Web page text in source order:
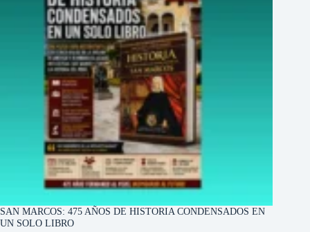
SAN MARCOS: 475 AÑOS DE HISTORIA CONDENSADOS EN
UN SOLO LIBRO